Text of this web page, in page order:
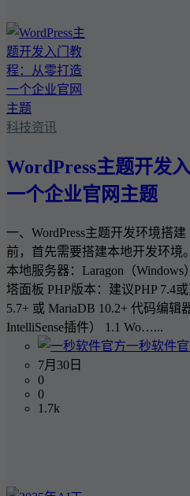
科技资讯
WordPress主题开发
一个企业官网主题
一、WordPress主题开发环境搭
前，首先需要搭建本地开发环境
本地服务器：Laragon（
塔面板 PHP版本：建议PHP 7.4
5.7+ 或 MariaDB 10.2+ 代码编辑
IntelliSense插件） 1.1 Wo…...
一秒软件
7月30日
0
0
1.7k